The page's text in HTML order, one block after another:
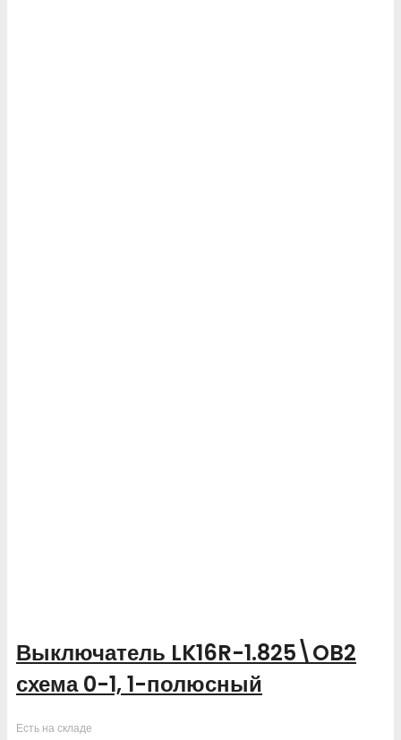
Выключатель LK16R-1.825\OB2
схема 0-1, 1-полюсный
Есть на складе